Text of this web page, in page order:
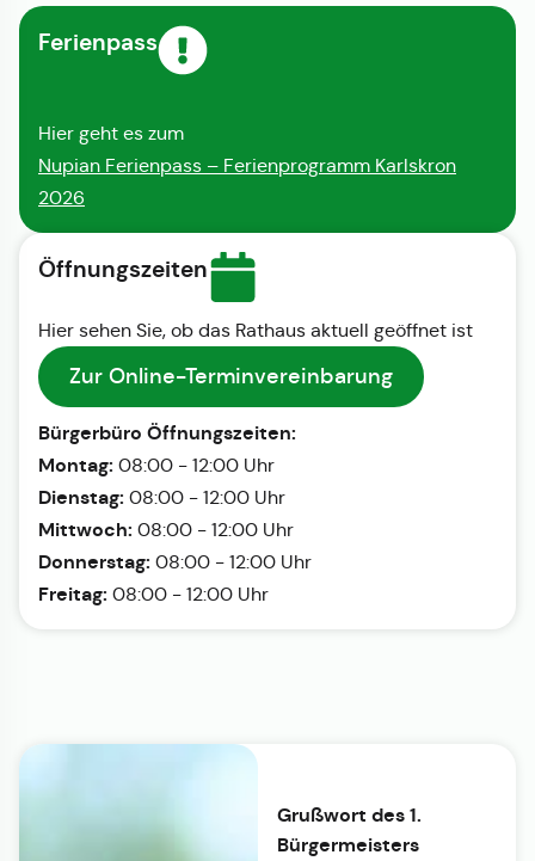
Ferienpass
Hier geht es zum
Nupian Ferienpass – Ferienprogramm Karlskron
2026
Öffnungszeiten
Hier sehen Sie, ob das Rathaus aktuell geöffnet ist
Zur Online-Terminvereinbarung
Bürgerbüro Öffnungszeiten:
Montag: 08:00 - 12:00 Uhr
Dienstag: 08:00 - 12:00 Uhr
Mittwoch: 08:00 - 12:00 Uhr
Donnerstag: 08:00 - 12:00 Uhr
Freitag: 08:00 - 12:00 Uhr
Grußwort des 1.
Bürgermeisters